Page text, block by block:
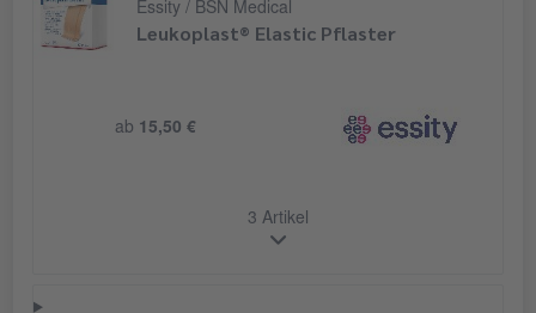
Essity / BSN Medical
Leukoplast® Elastic Pflaster
ab 15,50 €
3 Artikel